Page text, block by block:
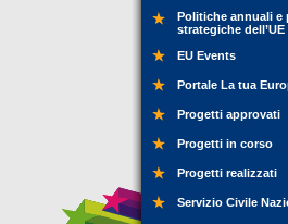
Politiche annuali e
strategiche dell’UE
EU Events
Portale La tua
Progetti approvati
Progetti in corso
Progetti realizzati
Servizio Civile